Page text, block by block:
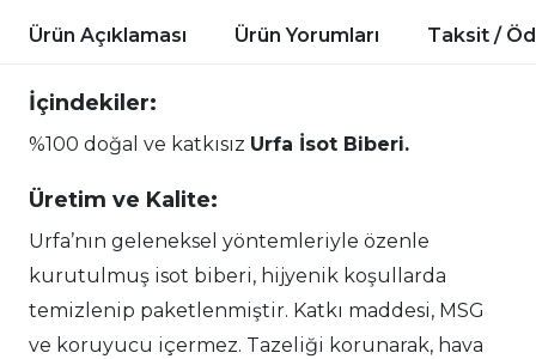
Ürün Açıklaması Taksit /
Ürün Yorumları
İçindekiler:
%100 doğal ve katkısız Urfa İsot Biberi.
Üretim ve Kalite:
Urfa’nın geleneksel yöntemleriyle özenle
kurutulmuş isot biberi, hijyenik koşullarda
temizlenip paketlenmiştir. Katkı maddesi, MSG
ve koruyucu içermez. Tazeliği korunarak, hava